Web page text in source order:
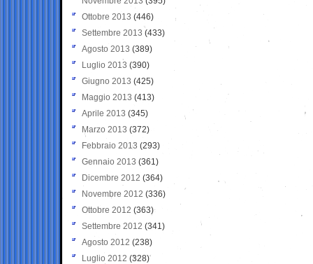
Ottobre 2013 (446)
Settembre 2013 (433)
Agosto 2013 (389)
Luglio 2013 (390)
Giugno 2013 (425)
Maggio 2013 (413)
Aprile 2013 (345)
Marzo 2013 (372)
Febbraio 2013 (293)
Gennaio 2013 (361)
Dicembre 2012 (364)
Novembre 2012 (336)
Ottobre 2012 (363)
Settembre 2012 (341)
Agosto 2012 (238)
Luglio 2012 (328)